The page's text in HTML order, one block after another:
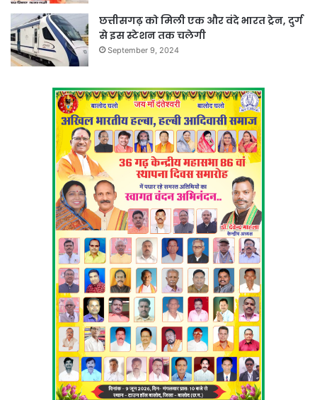
छत्तीसगढ़ को मिली एक और वंदे भारत ट्रेन, दुर्ग
से इस स्टेशन तक चलेगी
September 9, 2024